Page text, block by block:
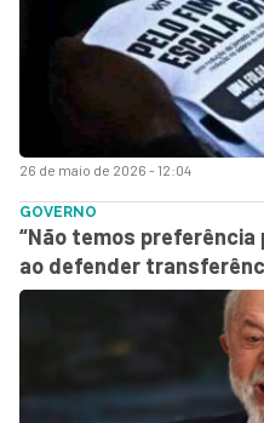
26 de maio de 2026 - 12:04
GOVERNO
“Não temos preferência
ao defender